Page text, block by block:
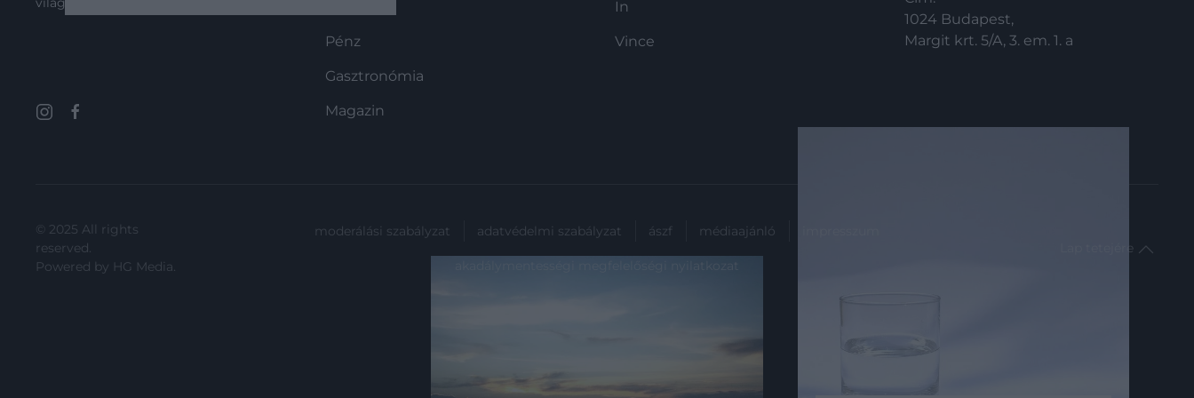
Pénz
Gasztronómia
Magazin
In
Vince
1024 Budapest,
Margit krt. 5/A, 3. em. 1. a
© 2025 All rights
reserved.
Powered by HG Media.
moderálási szabályzat adatvédelmi szabályzat ászf médiaajánló
Lap tetejére